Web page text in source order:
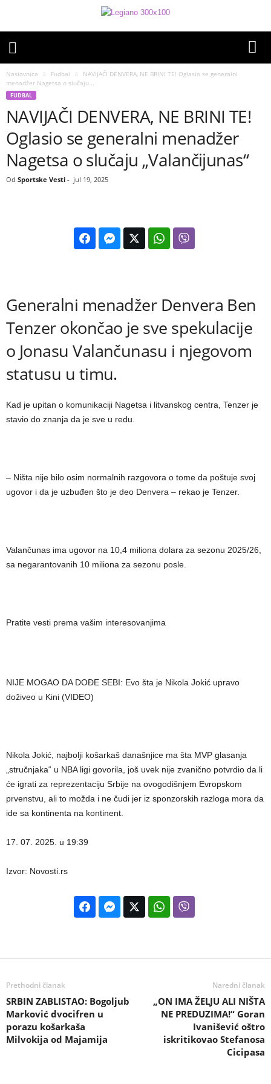
Naslovnica Fudbal
NAVIJAČI DENVERA, NE BRINI TE! Oglasio se generalni
menadžer Nagetsa o slučaju...
FUDBAL
NAVIJAČI DENVERA, NE BRINI TE!
Oglasio se generalni menadžer
Nagetsa o slučaju „Valančijunas“
Od Sportske Vesti - jul 19, 2025
Generalni menadžer Denvera Ben
Tenzer okončao je sve spekulacije
o Jonasu Valančunasu i njegovom
statusu u timu.
Kad je upitan o komunikaciji Nagetsa i litvanskog centra, Tenzer je
stavio do znanja da je sve u redu.
– Ništa nije bilo osim normalnih razgovora o tome da poštuje svoj
ugovor i da je uzbuđen što je deo Denvera – rekao je Tenzer.
Valančunas ima ugovor na 10,4 miliona dolara za sezonu 2025/26,
sa negarantovanih 10 miliona za sezonu posle.
Pratite vesti prema vašim interesovanjima
NIJE MOGAO DA DOĐE SEBI: Evo šta je Nikola Jokić upravo
doživeo u Kini (VIDEO)
Nikola Jokić, najbolji košarkaš današnjice ma šta MVP glasanja
„stručnjaka“ u NBA ligi govorila, još uvek nije zvanično potvrdio da li
će igrati za reprezentaciju Srbije na ovogodišnjem Evropskom
prvenstvu, ali to možda i ne čudi jer iz sponzorskih razloga mora da
ide sa kontinenta na kontinent.
17. 07. 2025. u 19:39
Izvor: Novosti.rs
Prethodni članak
SRBIN ZABLISTAO: Bogoljub
Marković dvocifren u
porazu košarkaša
Milvokija od Majamija
Naredni članak
„ON IMA ŽELJU ALI NIŠTA
NE PREDUZIMA!“ Goran
Ivanišević oštro
iskritikovao Stefanosa
Cicipasa